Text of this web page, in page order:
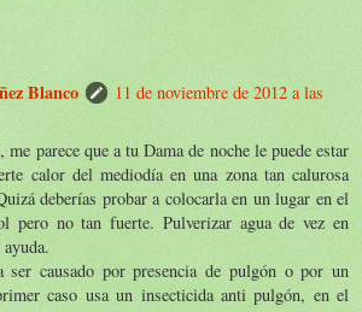
Blanco
11 de noviembre de 2012 a las
parece que a tu Dama de noche le puede estar
calor del mediodía en una zona tan calurosa
deberías probar a colocarla en un lugar en el
pero no tan fuerte. Pulverizar agua de vez en
ser causado por presencia de pulgón o por un
caso usa un insecticida anti pulgón, en el